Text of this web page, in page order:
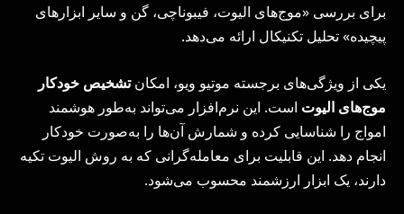
برای بررسی «موج‌های الیوت، فیبوناچی، گن و سایر ابزارهای
پیچیده» تحلیل تکنیکال ارائه می‌دهد.
یکی از ویژگی‌های برجسته موتیو ویو، امکانتشخیص خودکار
موج‌های الیوت است. این نرم‌افزار می‌تواند به‌طور هوشمند
امواج را شناسایی کرده و شمارش آن‌ها را به‌صورت خودکار
انجام دهد. این قابلیت برای معامله‌گرانی که به روش الیوت تکیه
دارند، یک ابزار ارزشمند محسوب می‌شود.